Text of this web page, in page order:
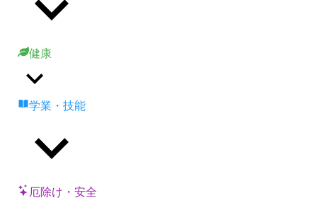
健康
学業・技能
厄除け・安全